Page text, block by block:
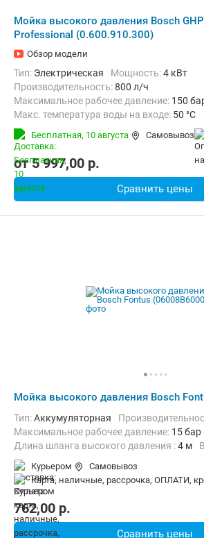
Мойка высокого давления Bosch
Professional (0.600.910.300)
Обзор модели
Тип: Электрическая Мощность:4 кВт
Производительность:800 л/ч
Максимальное рабочее давление: 150
Макс. температура воды на входе: 50 °C
Длина шланга высокого давления :
15 м
Бесплатная, 10 августа Самовывоз
от5 997,00 p.
Сравнить цены
Мойка высокого давления Bosch
Тип:Аккумуляторная
Максимальное рабочее давление: 15 бар
Длина шланга высокого давления :4 м
Курьером
Самовывоз
карта, наличные, рассрочка, ОПЛАТИ,
762,00 p.
Сравнить цены